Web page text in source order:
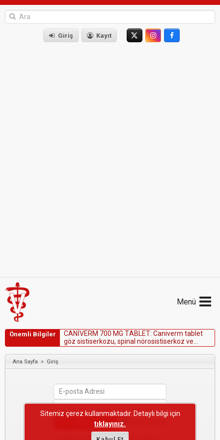
Giriş Kayıt
Menü
Önemli Bilgiler CANİVERM 700 MG TABLET: Caniverm tab et
göz sistiserkozu, spina nörosistiserkoz ve
karaciğeryetmezliğindekontrendikedir.
Ana Sayfa » Giriş
Sitemiz çerez kullanmaktadır. Detaylı bilgi için
tıklayınız.